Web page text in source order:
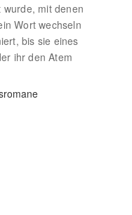
mit denen
Wort wechseln
bis sie eines
ihr den Atem